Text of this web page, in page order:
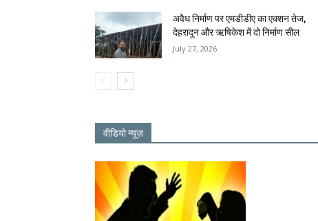
अवैध निर्माण पर एमडीडीए का एक्शन तेज,
देहरादून और ऋषिकेश में दो निर्माण सील
July 27, 2026
वीडियो न्यूज़